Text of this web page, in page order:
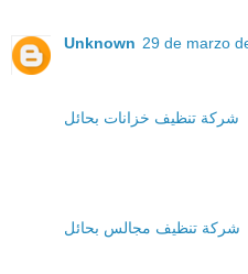
Unknown 29 de marzo
شركة تنظيف خزانات بحائل
شركة تنظيف مجالس بحائل